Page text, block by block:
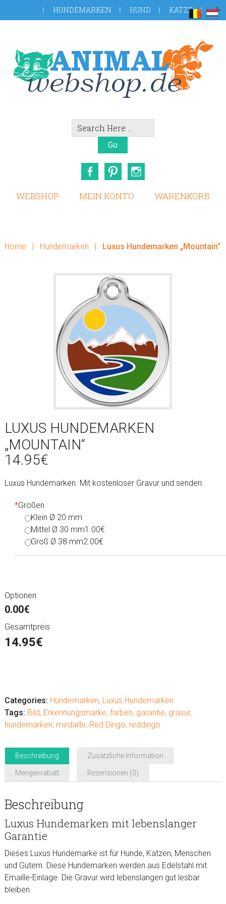
to
Fußzeile
. HUNDEMARKEN HUND KATZE
Search
Here
FacebookPinterest
WEBSHOP MEIN KONTO WARENKORB
Home | Hundemarken | Luxus Hundemarken „Mountain“
LUXUS HUNDEMARKEN
„MOUNTAIN“
14.95€
Luxus Hundemarken. Mit kostenloser Gravur und senden.
*Größen
Klein Ø 20 mm
Mittel Ø 30 mm1.00€
Groß Ø 38 mm2.00€
Optionen
0.00€
Gesamtpreis
14.95€
"Mountain"
Menge
Categories: Hundemarken, Luxus Hundemarken
Tags: Bild, Erkennungsmarke, farben, garantie, gravur,
hundemarken, medaille, Red Dingo, reddingo
Beschreibung Zusätzliche Information
Mengenrabatt Rezensionen (0)
Beschreibung
Luxus Hundemarken mit lebenslanger
Garantie
Dieses Luxus Hundemarke ist für Hunde, Katzen, Menschen
und Gütern. Diese Hundemarken werden aus Edelstahl mit
Emaille-Einlage. Die Gravur wird lebenslangen gut lesbar
bleiben.